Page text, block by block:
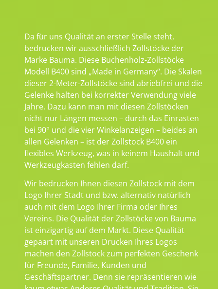
Da für uns Qualität an erster Stelle steht,
bedrucken wir ausschließlich Zollstöcke der
Marke Bauma. Diese Buchenholz-Zollstöcke
Modell B400 sind „Made in Germany“. Die Skalen
dieser 2-Meter-Zollstöcke sind abriebfrei und die
Gelenke halten bei korrekter Verwendung viele
Jahre. Dazu kann man mit diesen Zollstöcken
nicht nur Längen messen – durch das Einrasten
bei 90° und die vier Winkelanzeigen – beides an
allen Gelenken – ist der Zollstock B400 ein
flexibles Werkzeug, was in keinem Haushalt und
Werkzeugkasten fehlen darf.
Wir bedrucken Ihnen diesen Zollstock mit dem
Logo Ihrer Stadt und bzw. alternativ natürlich
auch mit dem Logo Ihrer Firma oder Ihres
Vereins. Die Qualität der Zollstöcke von Bauma
ist einzigartig auf dem Markt. Diese Qualität
gepaart mit unseren Drucken Ihres Logos
machen den Zollstock zum perfekten Geschenk
für Freunde, Familie, Kunden und
Geschäftspartner. Denn sie repräsentieren wie